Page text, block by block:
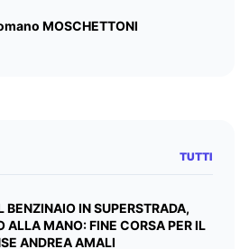
MOSCHETTONI
TUTTI
BENZINAIO IN SUPERSTRADA,
ALLA MANO: FINE CORSA PER IL
ANDREA AMALI